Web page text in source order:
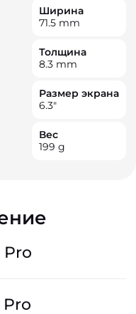
Ширина
71.5 mm
Толщина
8.3 mm
Размер экрана
6.3"
Вес
199 g
Pro
Pro